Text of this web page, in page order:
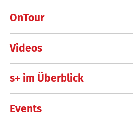
OnTour
Videos
s+ im Überblick
Events